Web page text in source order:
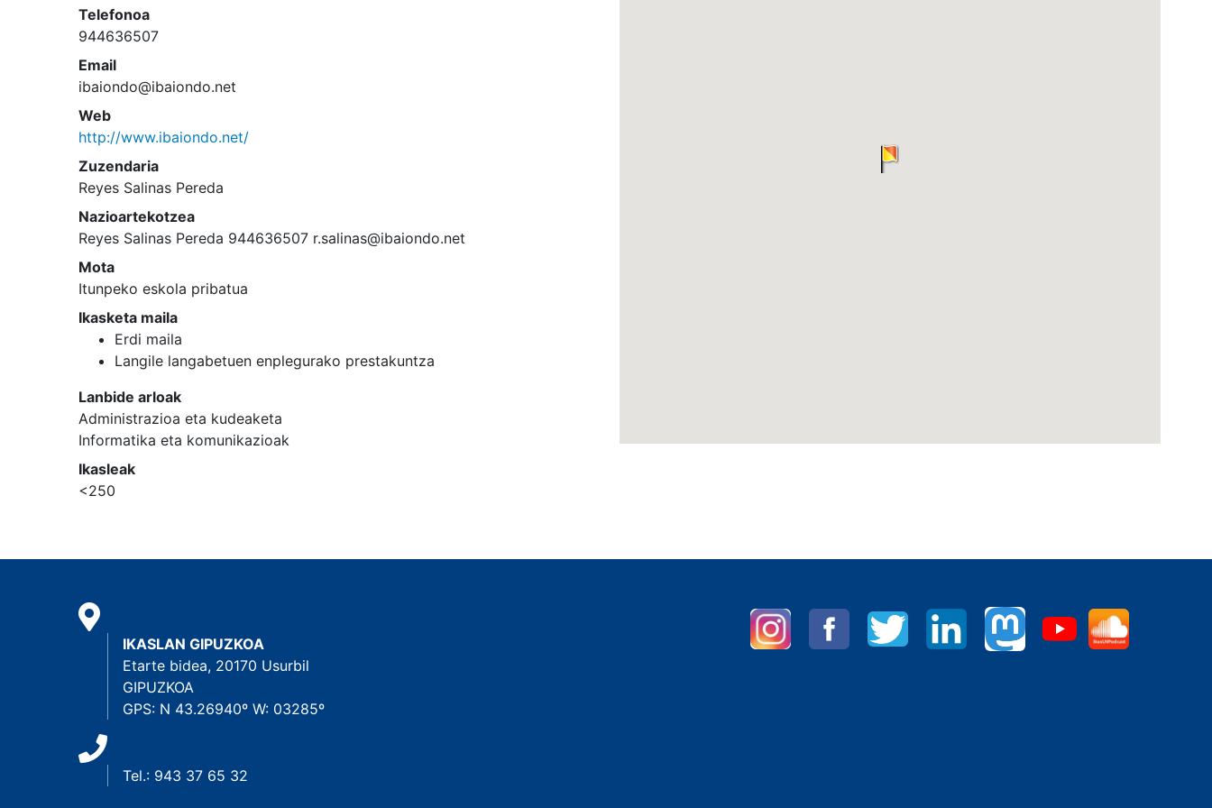
Telefonoa
944636507
Email
ibaiondo@ibaiondo.net
Web
http://www.ibaiondo.net/
Zuzendaria
Reyes Salinas Pereda
Nazioartekotzea
Reyes Salinas Pereda 944636507 r.salinas@ibaiondo.net
Mota
Itunpeko eskola pribatua
Ikasketa maila
Erdi maila
Langile langabetuen enplegurako prestakuntza
Lanbide arloak
Administrazioa eta kudeaketa
Informatika eta komunikazioak
Ikasleak
<250
IKASLAN GIPUZKOA
Etarte bidea, 20170 Usurbil
GIPUZKOA
GPS: N 43.26940º W: 03285º
Tel.: 943 37 65 32